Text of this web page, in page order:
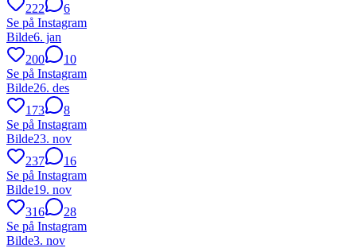
222
6
Se på Instagram
Bilde6. jan
200
10
Se på Instagram
Bilde26. des
173
8
Se på Instagram
Bilde23. nov
237
16
Se på Instagram
Bilde19. nov
316
28
Se på Instagram
Bilde3. nov